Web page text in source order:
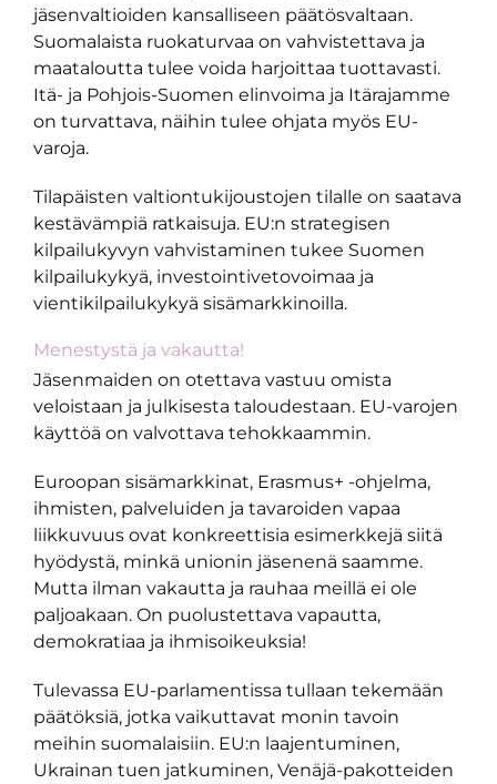
jäsenvaltioiden kansalliseen päätösvaltaan.
Suomalaista ruokaturvaa on vahvistettava ja
maataloutta tulee voida harjoittaa tuottavasti.
Itä- ja Pohjois-Suomen elinvoima ja Itärajamme
on turvattava, näihin tulee ohjata myös EU-
varoja.
Tilapäisten valtiontukijoustojen tilalle on saatava
kestävämpiä ratkaisuja. EU:n strategisen
kilpailukyvyn vahvistaminen tukee Suomen
kilpailukykyä, investointivetovoimaa ja
vientikilpailukykyä sisämarkkinoilla.
Menestystä ja vakautta!
Jäsenmaiden on otettava vastuu omista
veloistaan ja julkisesta taloudestaan. EU-varojen
käyttöä on valvottava tehokkaammin.
Euroopan sisämarkkinat, Erasmus+ -ohjelma,
ihmisten, palveluiden ja tavaroiden vapaa
liikkuvuus ovat konkreettisia esimerkkejä siitä
hyödystä, minkä unionin jäsenenä saamme.
Mutta ilman vakautta ja rauhaa meillä ei ole
paljoakaan. On puolustettava vapautta,
demokratiaa ja ihmisoikeuksia!
Tulevassa EU-parlamentissa tullaan tekemään
päätöksiä, jotka vaikuttavat monin tavoin
meihin suomalaisiin. EU:n laajentuminen,
Ukrainan tuen jatkuminen, Venäjä-pakotteiden